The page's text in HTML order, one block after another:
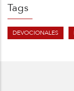
Tags
DEVOCIONALES